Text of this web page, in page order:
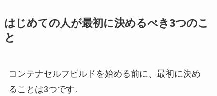
はじめての人が最初に決めるべき3つのこ
と
コンテナセルフビルドを始める前に、最初に決め
ることは3つです。